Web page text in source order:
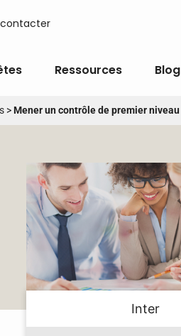
Ressources Blog
>Mener un contrôle de premier niveau
Inter